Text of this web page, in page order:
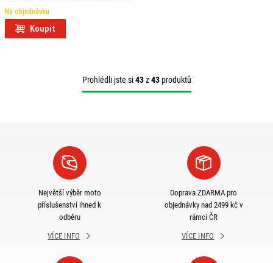
Na objednávku
Koupit
Prohlédli jste si43z43produktů
Největší výběr moto
příslušenství ihned k
odběru
VÍCE INFO
Doprava ZDARMA pro
objednávky nad 2499 kč v
rámci ČR
VÍCE INFO